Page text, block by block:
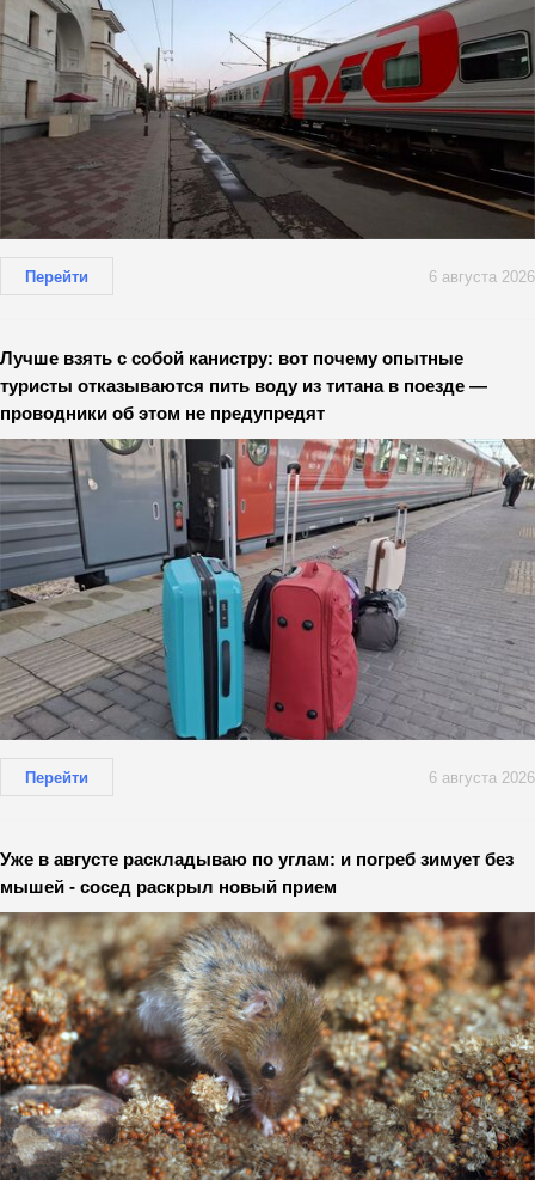
Перейти 6 августа 2026
Лучше взять с собой канистру: вот почему опытные
туристы отказываются пить воду из титана в поезде —
проводники об этом не предупредят
Перейти 6 августа 2026
Уже в августе раскладываю по углам: и погреб зимует без
мышей - сосед раскрыл новый прием